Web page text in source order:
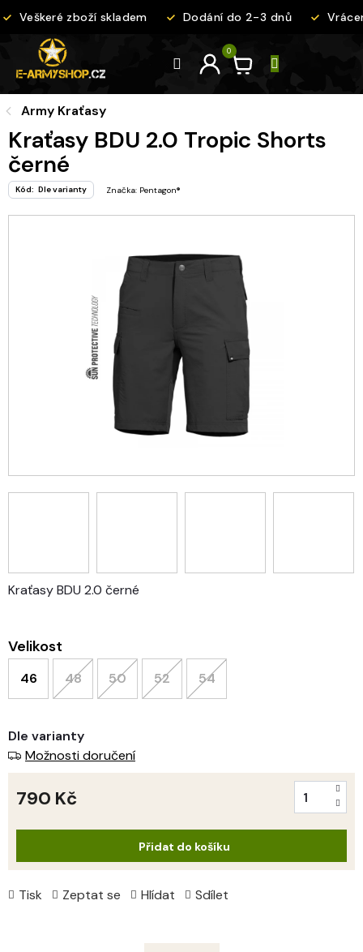
na
Veškeré zboží skladem Dodání do 2-3 dnů
Army Kraťasy
Kraťasy BDU 2.0 Tropic Shorts
černé
Kód: Dle varianty Značka: Pentagon®
Velikost
46 48 50 52 54
Kraťasy BDU 2.0 černé
Tisk Zeptat se Hlídat Sdílet
Dle varianty
Možnosti doručení
790 Kč
Přidat do košíku